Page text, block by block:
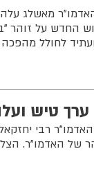
מאשלג
החדש על זוהר
לחולל מהפכה
טיש
רבי
של האדמו"ר.